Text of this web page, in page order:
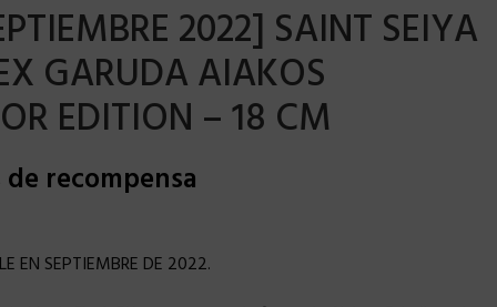
2022] SAINT SEIYA
GARUDA AIAKOS
EDITION – 18 CM
recompensa
EN SEPTIEMBRE DE 2022.